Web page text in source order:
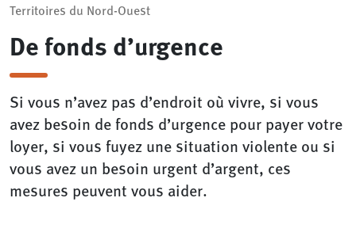
Territoires du Nord-Ouest
De fonds d’urgence
Si vous n’avez pas d’endroit où vivre, si vous
avez besoin de fonds d’urgence pour payer votre
loyer, si vous fuyez une situation violente ou si
vous avez un besoin urgent d’argent, ces
mesures peuvent vous aider.